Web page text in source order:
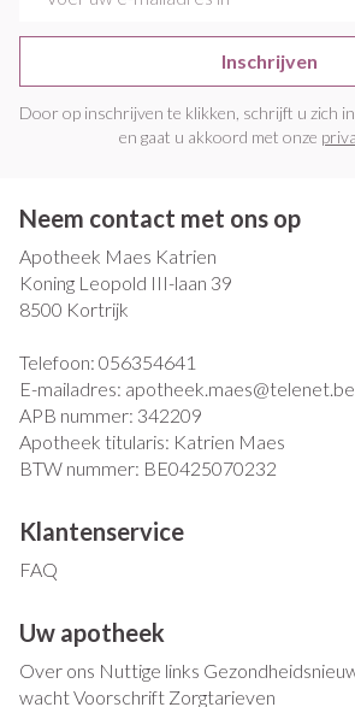
Inschrijven
Door op inschrijven te klikken, schrijft u zich
en gaat u akkoord met onze
Neem contact met ons op
Apotheek Maes Katrien
Koning Leopold III-laan 39
8500 Kortrijk
Telefoon: 056354641
E-mailadres: apotheek.maes@telenet.be
APB nummer: 342209
Apotheek titularis: Katrien Maes
BTW nummer: BE0425070232
Klantenservice
FAQ
Uw apotheek
Over ons Nuttige links
wachtVoorschrift Zorgtarieven